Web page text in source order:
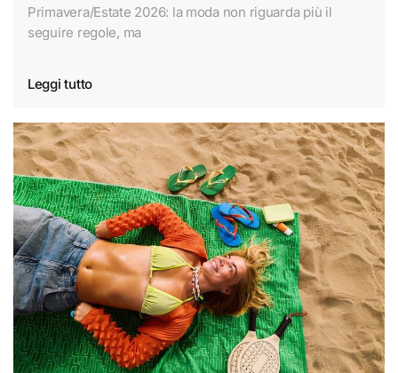
Primavera/Estate 2026: la moda non riguarda più il
seguire regole, ma
Leggi tutto